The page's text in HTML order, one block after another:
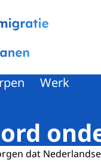
in
Werk
dat